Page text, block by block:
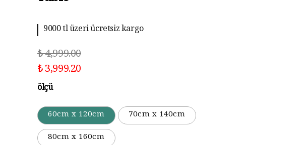
9000 tl üzeri ücretsiz kargo
₺ 4,999.00
₺ 3,999.20
ölçü
60cm x 120cm
70cm x 140cm
80cm x 160cm